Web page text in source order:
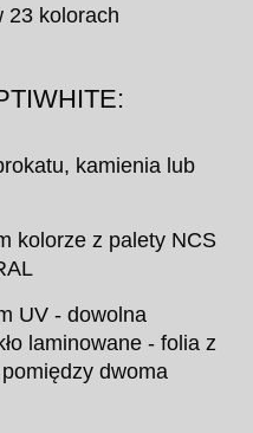
23 kolorach
kamienia lub
kolorze z palety NCS
UV - dowolna
laminowane - folia z
dwoma